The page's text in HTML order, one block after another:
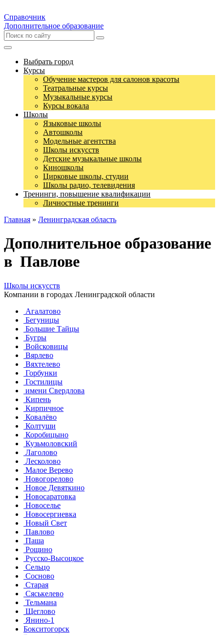
Справочник
Дополнительное образование
Выбрать город
Курсы
Обучение мастеров для салонов красоты
Театральные курсы
Музыкальные курсы
Курсы вокала
Школы
Языковые школы
Автошколы
Модельные агентства
Школы искусств
Детские музыкальные школы
Киношколы
Цирковые школы, студии
Школы радио, телевидения
Тренинги, повышение квалификации
Личностные тренинги
Главная » Ленинградская область
Дополнительное образование
в Павлове
Школы искусств
Компании в городах Ленинградской области
Агалатово
Бегуницы
Большие Тайцы
Бугры
Войсковицы
Вярлево
Вяхтелево
Горбунки
Гостилицы
имени Свердлова
Кипень
Кирпичное
Ковалёво
Колтуши
Коробицыно
Кузьмоловский
Лаголово
Лесколово
Малое Верево
Новогорелово
Новое Девяткино
Новосаратовка
Новоселье
Новосергиевка
Новый Свет
Павлово
Паша
Рощино
Русско-Высоцкое
Сельцо
Сосново
Старая
Сяськелево
Тельмана
Щеглово
Янино-1
Бокситогорск